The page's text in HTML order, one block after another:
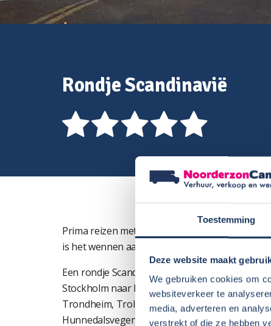
Toestemming
Deze website maakt
We gebruiken cookies om
websiteverkeer te
media, adverteren en
verstrekt of die ze hebben
Rondje Scandinavië
Prima reizen met een camper. Ook steile
is het wennen aan de breedte
Een rondje Scandinavie, startend in
Stockholm naar Kiruna en Björkliden. Daar de
Trondheim, Trollstigvegen, Geiranger. Via
Hunnedalsvegen naar Oslo en daar de